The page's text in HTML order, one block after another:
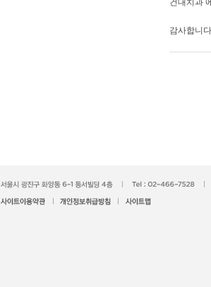
건대치과
감사합니